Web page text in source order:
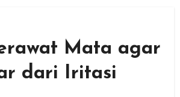
Mata agar
dari Iritasi